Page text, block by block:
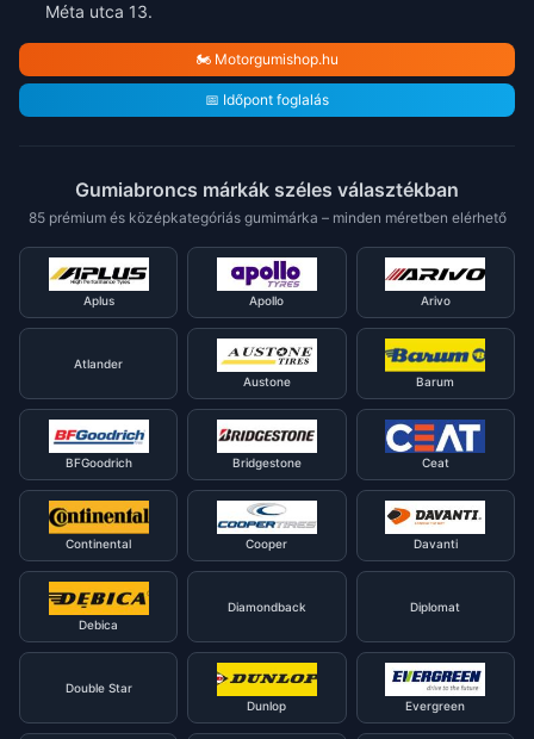
Méta utca 13.
🏍️ Motorgumishop.hu
📅 Időpont foglalás
Gumiabroncs márkák széles választékban
85 prémium és középkategóriás gumimárka – minden méretben elérhető
Aplus Apollo Arivo
Atlander
Austone
Barum
BFGoodrich Bridgestone Ceat
Continental Cooper Davanti
Debica
Diamondback Diplomat
Double Star
Dunlop
Evergreen